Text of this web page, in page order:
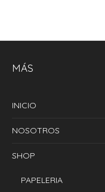
MÁS
INICIO
NOSOTROS
SHOP
PAPELERIA